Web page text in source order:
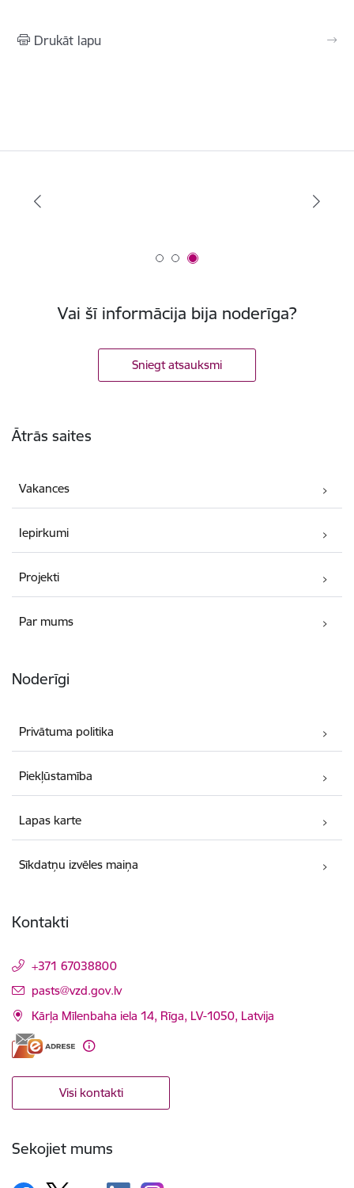
Drukāt lapu
Vai šī informācija bija noderīga?
Sniegt atsauksmi
Ātrās saites
Vakances
Iepirkumi
Projekti
Par mums
Noderīgi
Privātuma politika
Piekļūstamība
Lapas karte
Sīkdatņu izvēles maiņa
Kontakti
+371 67038800
E-pasts:
pasts@vzd.gov.lv
Kārļa Mīlenbaha iela 14, Rīga, LV-1050, Latvija
Visi kontakti
Sekojiet mums